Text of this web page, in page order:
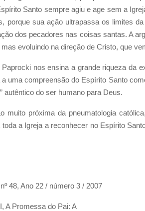
Santo sempre agiu e age sem a
porque sua ação ultrapassa os limites
dos pecadores nas coisas santas. A
evoluindo na direção de Cristo, que
nos ensina a grande riqueza da
uma compreensão do Espírito Santo
autêntico do ser humano para Deus.
muito próxima da pneumatologia
a Igreja a reconhecer no Espírito
nº 48, Ano 22 / número 3 / 2007
A Promessa do Pai: A